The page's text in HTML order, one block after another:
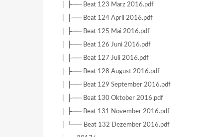
│ ├── Beat 123 Marz 2016.pdf
│ ├── Beat 124 April 2016.pdf
│ ├── Beat 125 Mai 2016.pdf
│ ├── Beat 126 Juni 2016.pdf
│ ├── Beat 127 Juli 2016.pdf
│ ├── Beat 128 August 2016.pdf
│ ├── Beat 129 September 2016.pdf
│ ├── Beat 130 Oktober 2016.pdf
│ ├── Beat 131 November 2016.pdf
│ └── Beat 132 Dezember 2016.pdf